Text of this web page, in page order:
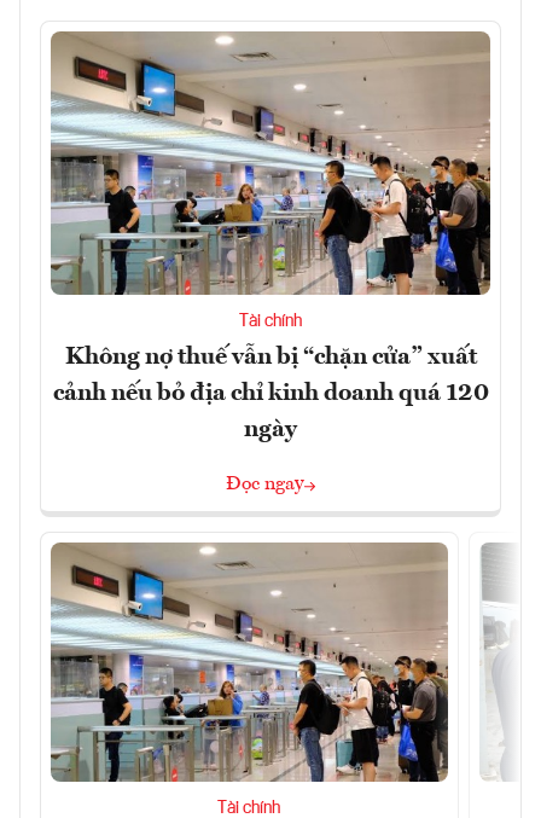
Tài chính
Không nợ thuế vẫn bị “chặn cửa” xuất
cảnh nếu bỏ địa chỉ kinh doanh quá 120
ngày
Đọc ngay
Tài chính